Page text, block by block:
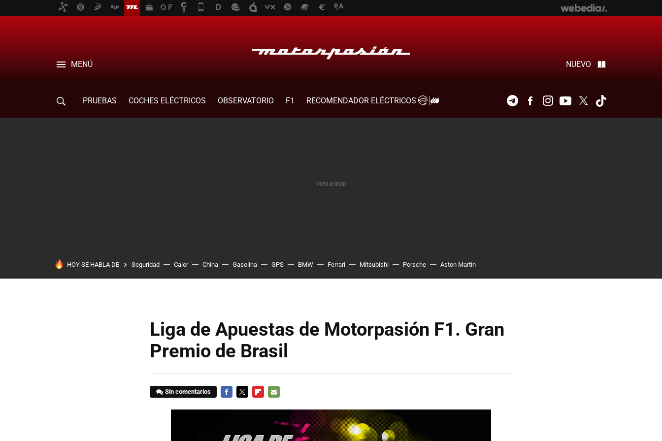
MENÚ NUEVO
PRUEBAS COCHES ELÉCTRICOS OBSERVATORIO F1
RECOMENDADOR ELÉCTRICOS
TelegramFacebookInstagramYoutubeTwitter
HOY SE HABLA DE Seguridad Calor China Gasolina GPS BMW Ferrari Mitsubishi Porsche Aston Martin
Liga de Apuestas de Motorpasión F1. Gran
Premio de Brasil
Sin comentarios